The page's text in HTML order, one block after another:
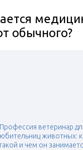
обычного?
Профессия ветеринар
животных:
и чем он